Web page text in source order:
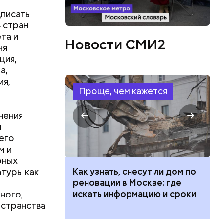
и
и
как
Новости СМИ2
Проще, чем кажется
ли дом по
где
и сроки
Как предотвратить развитие
диабета